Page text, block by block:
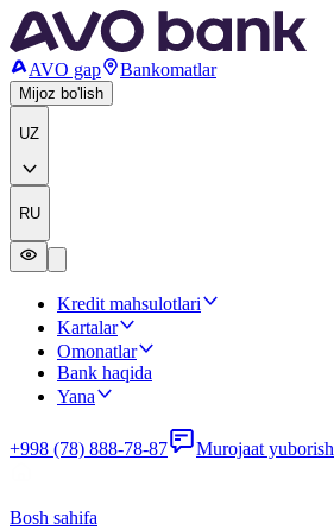
AVO gap Bankomatlar
Mijoz bo'lish
UZ
RU
Kredit mahsulotlari
Kartalar
Omonatlar
Bank haqida
Yana
+998 (78) 888-78-87 Murojaat yuborish
Bosh sahifa